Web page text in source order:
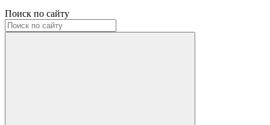
Поиск по сайту